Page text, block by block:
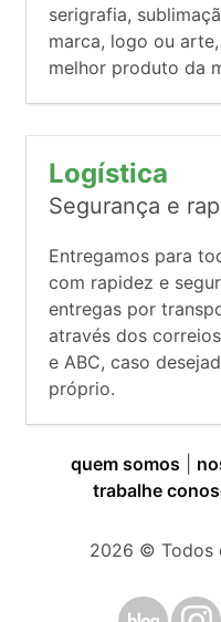
serigrafia,
marca, logo ou
melhor produto da
Logística
Segurança e
Entregamos para
com rapidez e
entregas por
através dos
e ABC, caso
próprio.
quem somos
trabalhe
2026 © Todos